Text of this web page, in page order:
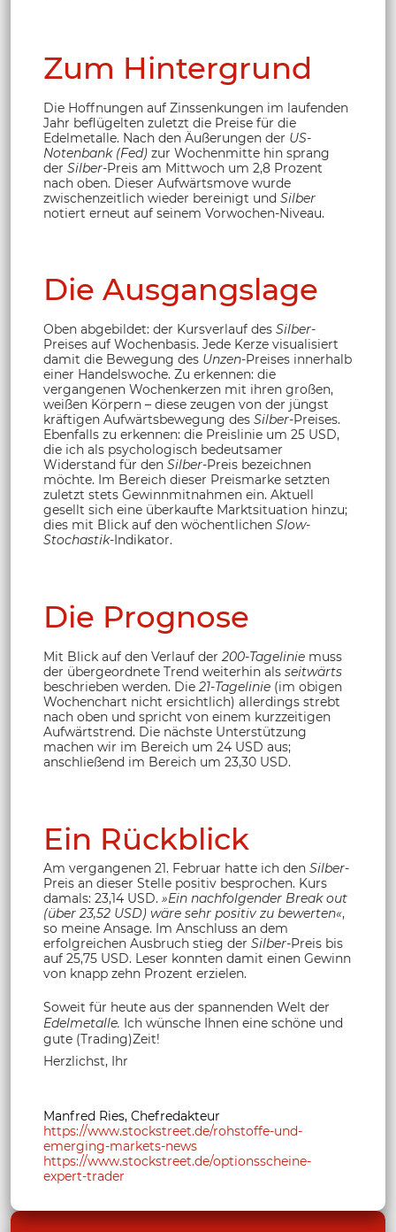
Zum Hintergrund
Die Hoffnungen auf Zinssenkungen im laufenden
Jahr beflügelten zuletzt die Preise für die
Edelmetalle. Nach den Äußerungen der US-
Notenbank (Fed) zur Wochenmitte hin sprang
der Silber-Preis am Mittwoch um 2,8 Prozent
nach oben. Dieser Aufwärtsmove wurde
zwischenzeitlich wieder bereinigt und Silber
notiert erneut auf seinem Vorwochen-Niveau.
Die Ausgangslage
Oben abgebildet: der Kursverlauf des Silber-
Preises auf Wochenbasis. Jede Kerze visualisiert
damit die Bewegung des Unzen-Preises innerhalb
einer Handelswoche. Zu erkennen: die
vergangenen Wochenkerzen mit ihren großen,
weißen Körpern – diese zeugen von der jüngst
kräftigen Aufwärtsbewegung des Silber-Preises.
Ebenfalls zu erkennen: die Preislinie um 25 USD,
die ich als psychologisch bedeutsamer
Widerstand für den Silber-Preis bezeichnen
möchte. Im Bereich dieser Preismarke setzten
zuletzt stets Gewinnmitnahmen ein. Aktuell
gesellt sich eine überkaufte Marktsituation hinzu;
dies mit Blick auf den wöchentlichen Slow-
Stochastik-Indikator.
Die Prognose
Mit Blick auf den Verlauf der 200-Tagelinie muss
der übergeordnete Trend weiterhin als seitwärts
beschrieben werden. Die 21-Tagelinie (im obigen
Wochenchart nicht ersichtlich) allerdings strebt
nach oben und spricht von einem kurzzeitigen
Aufwärtstrend. Die nächste Unterstützung
machen wir im Bereich um 24 USD aus;
anschließend im Bereich um 23,30 USD.
Ein Rückblick
Am vergangenen 21. Februar hatte ich den Silber-
Preis an dieser Stelle positiv besprochen. Kurs
damals: 23,14 USD. »Ein nachfolgender Break out
(über 23,52 USD) wäre sehr positiv zu bewerten«,
so meine Ansage. Im Anschluss an dem
erfolgreichen Ausbruch stieg der Silber-Preis bis
auf 25,75 USD. Leser konnten damit einen Gewinn
von knapp zehn Prozent erzielen.
Soweit für heute aus der spannenden Welt der
Edelmetalle. Ich wünsche Ihnen eine schöne und
gute (Trading)Zeit!
Herzlichst, Ihr
Manfred Ries, Chefredakteur
https://www.stockstreet.de/rohstoffe-und-
emerging-markets-news
https://www.stockstreet.de/optionsscheine-
expert-trader